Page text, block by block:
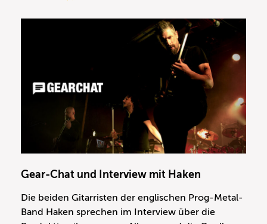
Gear-Chat und Interview mit Haken
Die beiden Gitarristen der englischen Prog-Metal-
Band Haken sprechen im Interview über die